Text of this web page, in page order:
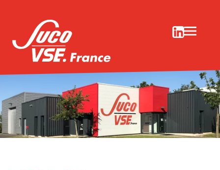
ou électromagnétiques